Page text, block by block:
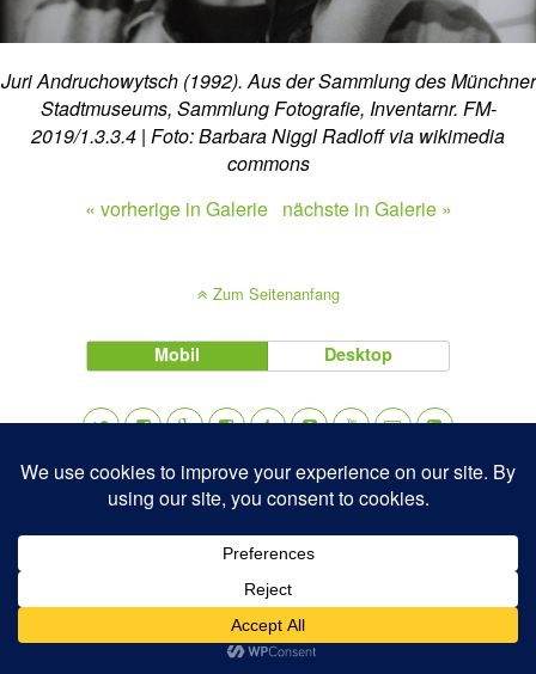
Juri Andruchowytsch (1992). Aus der Sammlung des Münchner
Stadtmuseums, Sammlung Fotografie, Inventarnr. FM-
2019/1.3.3.4 | Foto: Barbara Niggl Radloff via wikimedia
commons
« vorherige in Galerie nächste in Galerie »
Zum Seitenanfang
Mobil Desktop